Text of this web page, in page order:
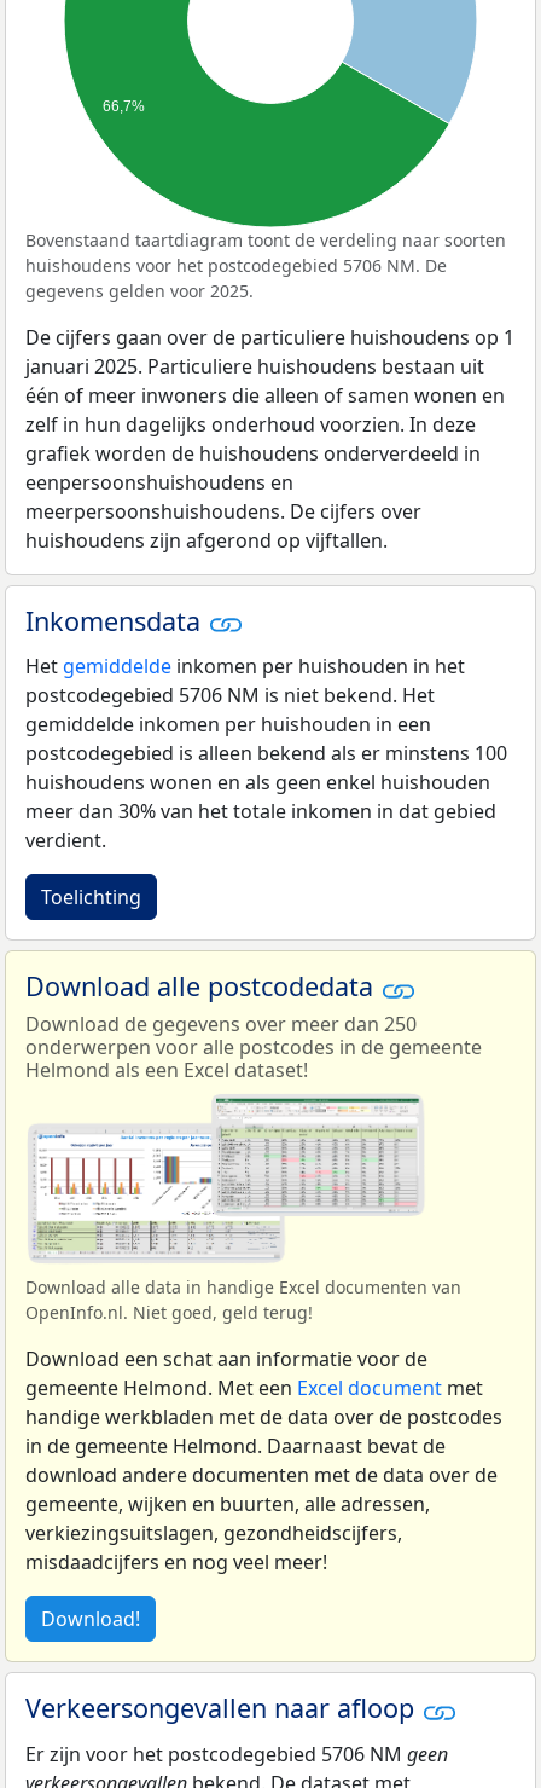
66,7%
Bovenstaand taartdiagram toont de verdeling naar soorten
huishoudens voor het postcodegebied 5706 NM. De
gegevens gelden voor 2025.
De cijfers gaan over de particuliere huishoudens op 1
januari 2025. Particuliere huishoudens bestaan uit
één of meer inwoners die alleen of samen wonen en
zelf in hun dagelijks onderhoud voorzien. In deze
grafiek worden de huishoudens onderverdeeld in
eenpersoonshuishoudens en
meerpersoonshuishoudens. De cijfers over
huishoudens zijn afgerond op vijftallen.
Inkomensdata
Het gemiddelde inkomen per huishouden in het
postcodegebied 5706 NM is niet bekend. Het
gemiddelde inkomen per huishouden in een
postcodegebied is alleen bekend als er minstens 100
huishoudens wonen en als geen enkel huishouden
meer dan 30% van het totale inkomen in dat gebied
verdient.
Toelichting
Download alle postcodedata
Download de gegevens over meer dan 250
onderwerpen voor alle postcodes in de gemeente
Helmond als een Excel dataset!
Download alle data in handige Excel documenten van
OpenInfo.nl. Niet goed, geld terug!
Download een schat aan informatie voor de
gemeente Helmond. Met een Excel document met
handige werkbladen met de data over de postcodes
in de gemeente Helmond. Daarnaast bevat de
download andere documenten met de data over de
gemeente, wijken en buurten, alle adressen,
verkiezingsuitslagen, gezondheidscijfers,
misdaadcijfers en nog veel meer!
Download!
Verkeersongevallen naar afloop
Er zijn voor het postcodegebied 5706 NM geen